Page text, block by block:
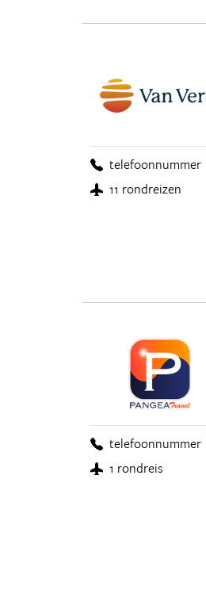
telefoonnummer
11 rondreizen
telefoonnummer
1 rondreis